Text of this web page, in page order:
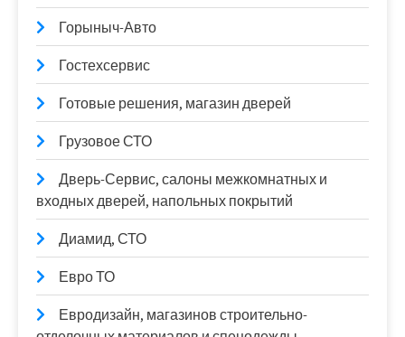
Горыныч-Авто
Гостехсервис
Готовые решения, магазин дверей
Грузовое СТО
Дверь-Сервис, салоны межкомнатных и
входных дверей, напольных покрытий
Диамид, СТО
Евро ТО
Евродизайн, магазинов строительно-